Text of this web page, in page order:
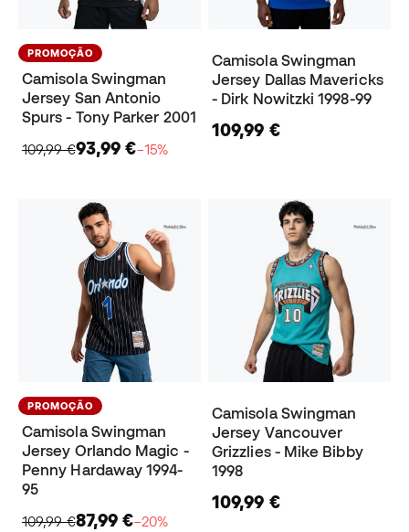
PROMOÇÃO
Camisola Swingman
Jersey San Antonio
Spurs - Tony Parker 2001
109,99 €93,99 €−15%
Camisola Swingman
Jersey Dallas Mavericks
- Dirk Nowitzki 1998-99
109,99 €
PROMOÇÃO
Camisola Swingman
Jersey Orlando Magic -
Penny Hardaway 1994-
95
109,99 €87,99 €−20%
Camisola Swingman
Jersey Vancouver
Grizzlies - Mike Bibby
1998
109,99 €